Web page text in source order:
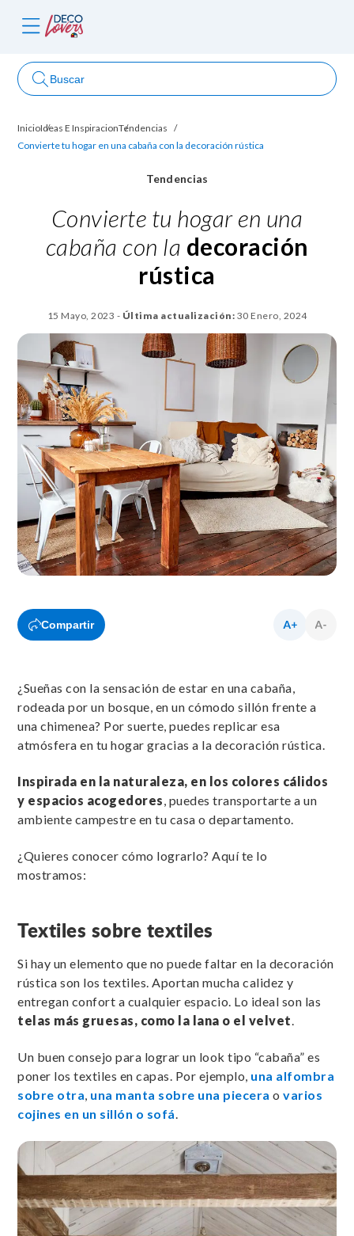
Buscar
InicioIdeas E InspiracionTendencias
Convierte tu hogar en una cabaña con la decoración rústica
Tendencias
Convierte tu hogar en una
cabaña con la decoración
rústica
15 Mayo, 2023 - Última actualización: 30 Enero, 2024
Compartir
¿Sueñas con la sensación de estar en una cabaña,
rodeada por un bosque, en un cómodo sillón frente a
una chimenea? Por suerte, puedes replicar esa
atmósfera en tu hogar gracias a la decoración rústica.
Inspirada en la naturaleza, en los colores cálidos
y espacios acogedores, puedes transportarte a un
ambiente campestre en tu casa o departamento.
¿Quieres conocer cómo lograrlo? Aquí te lo
mostramos:
Textiles sobre textiles
Si hay un elemento que no puede faltar en la decoración
rústica son los textiles. Aportan mucha calidez y
entregan confort a cualquier espacio. Lo ideal son las
telas más gruesas, como la lana o el velvet.
Un buen consejo para lograr un look tipo “cabaña” es
poner los textiles en capas. Por ejemplo, una alfombra
sobre otra, una manta sobre una pieceraovarios
cojines en un sillón o sofá.